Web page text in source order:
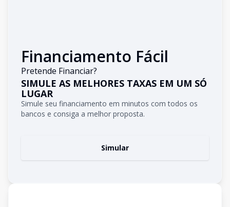
Financiamento Fácil
Pretende Financiar?
SIMULE AS MELHORES TAXAS EM UM SÓ
LUGAR
Simule seu financiamento em minutos com todos os
bancos e consiga a melhor proposta.
Simular